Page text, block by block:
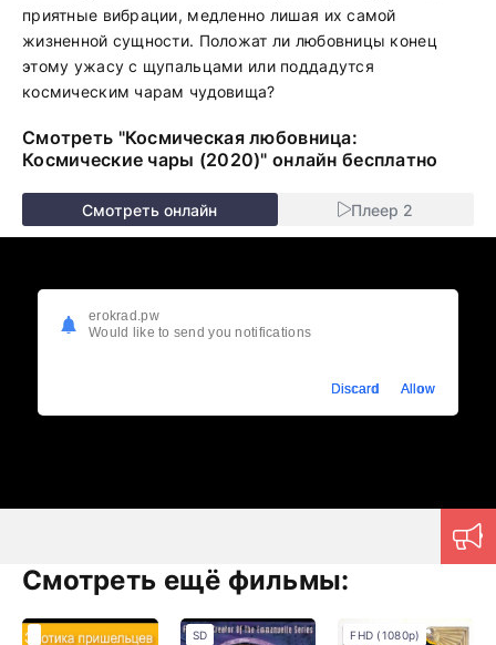
приятные вибрации, медленно лишая их самой
жизненной сущности. Положат ли любовницы конец
этому ужасу с щупальцами или поддадутся
космическим чарам чудовища?
Смотреть "Космическая любовница:
Космические чары (2020)" онлайн бесплатно
Смотреть онлайн Плеер 2
Смотреть ещё фильмы:
SD FHD (1080p)
erokrad.pw
Would like to send you notifications
Discard Allow